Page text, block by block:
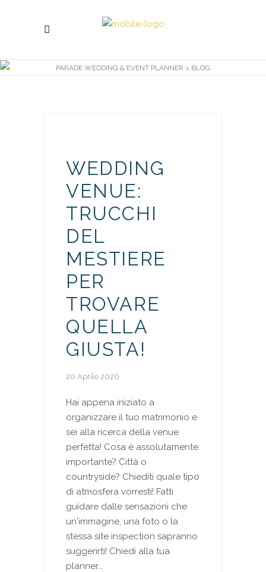
PARADE WEDDING & EVENT PLANNER > BLOG
WEDDING
VENUE:
TRUCCHI
DEL
MESTIERE
PER
TROVARE
QUELLA
GIUSTA!
20 Aprile 2020
Hai appena iniziato a
organizzare il tuo matrimonio e
sei alla ricerca della venue
perfetta! Cosa è assolutamente
importante? Città o
countryside? Chiediti quale tipo
di atmosfera vorresti! Fatti
guidare dalle sensazioni che
un'immagine, una foto o la
stessa site inspection sapranno
suggerirti! Chiedi alla tua
planner...